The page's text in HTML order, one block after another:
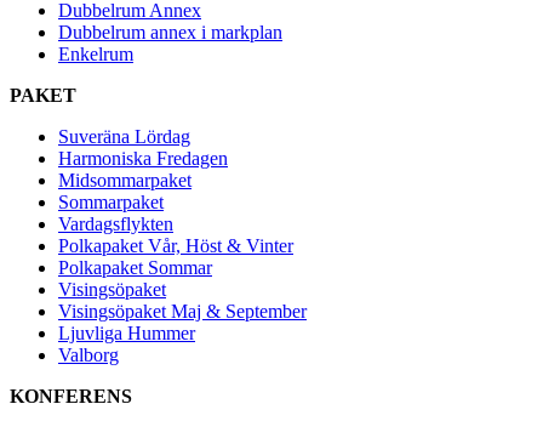
Dubbelrum Annex
Dubbelrum annex i markplan
Enkelrum
PAKET
Suveräna Lördag
Harmoniska Fredagen
Midsommarpaket
Sommarpaket
Vardagsflykten
Polkapaket Vår, Höst & Vinter
Polkapaket Sommar
Visingsöpaket
Visingsöpaket Maj & September
Ljuvliga Hummer
Valborg
KONFERENS